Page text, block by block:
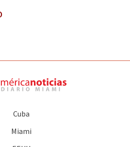
Cuba
Miami